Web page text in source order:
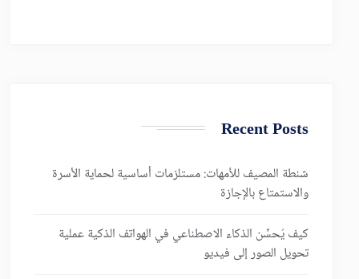
Recent Posts
شنطة المصيف للأمهات: مستلزمات أساسية لحماية الأسرة
والاستمتاع بالإجازة
كيف يُحسِّن الذكاء الاصطناعي في الهواتف الذكية عملية
تحويل الصور إلى فيديو